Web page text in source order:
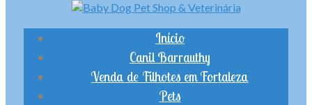
Início
Canil Barrauthy
Venda de Filhotes em Fortaleza
Pets